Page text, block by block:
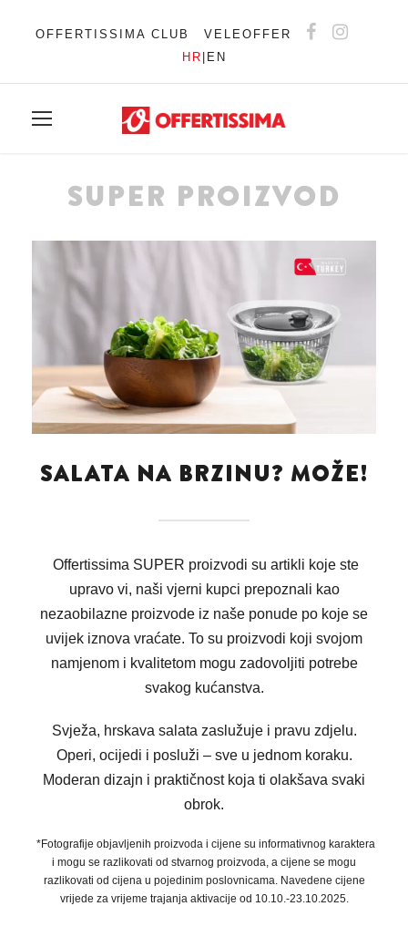
OFFERTISSIMA CLUB
VELEOFFER
HR EN
SUPER PROIZVOD
SALATA NA BRZINU? MOŽE!
Offertissima SUPER proizvodi su artikli koje ste
upravo vi, naši vjerni kupci prepoznali kao
nezaobilazne proizvode iz naše ponude po koje se
uvijek iznova vraćate. To su proizvodi koji svojom
namjenom i kvalitetom mogu zadovoljiti potrebe
svakog kućanstva.
Svježa, hrskava salata zaslužuje i pravu zdjelu.
Operi, ocijedi i posluži – sve u jednom koraku.
Moderan dizajn i praktičnost koja ti olakšava svaki
obrok.
*Fotografije objavljenih proizvoda i cijene su informativnog karaktera
i mogu se razlikovati od stvarnog proizvoda, a cijene se mogu
razlikovati od cijena u pojedinim poslovnicama. Navedene cijene
vrijede za vrijeme trajanja aktivacije od 10.10.-23.10.2025.